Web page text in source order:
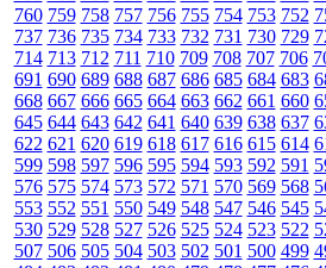
760 759 758 757 756 755 754 753 752
737 736 735 734 733 732 731 730 729
714 713 712 711 710 709 708 707 706
691 690 689 688 687 686 685 684 683
668 667 666 665 664 663 662 661 660
645 644 643 642 641 640 639 638 637
622 621 620 619 618 617 616 615 614
599 598 597 596 595 594 593 592 591
576 575 574 573 572 571 570 569 568
553 552 551 550 549 548 547 546 545
530 529 528 527 526 525 524 523 522
507 506 505 504 503 502 501 500 499